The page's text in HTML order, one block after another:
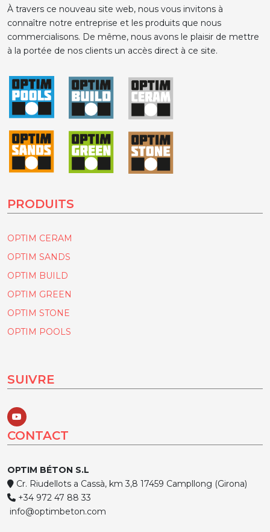
À travers ce nouveau site web, nous vous invitons à
connaître notre entreprise et les produits que nous
commercialisons. De même, nous avons le plaisir de mettre
à la portée de nos clients un accès direct à ce site.
PRODUITS
OPTIM CERAM
OPTIM SANDS
OPTIM BUILD
OPTIM GREEN
OPTIM STONE
OPTIM POOLS
SUIVRE
CONTACT
OPTIM BÉTON S.L
Cr. Riudellots a Cassà, km 3,8 17459 Campllong (Girona)
+34 972 47 88 33
info@optimbeton.com